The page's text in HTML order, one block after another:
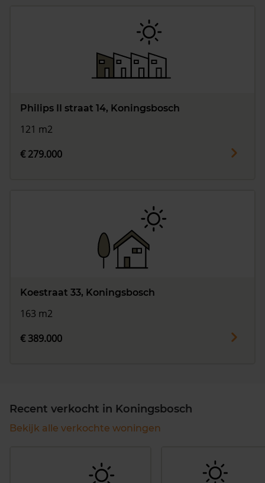
Philips II straat 14, Koningsbosch
121 m2
€ 279.000
Koestraat 33, Koningsbosch
163 m2
€ 389.000
Recent verkocht in Koningsbosch
Bekijk alle verkochte woningen